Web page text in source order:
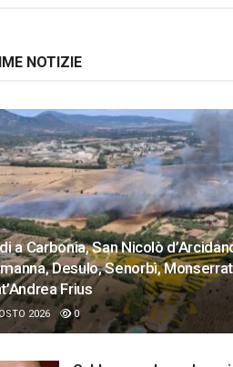
NOTIZIE
a Carbonia, San Nicolò
Desulo, Senorbì,
Frius
2026 0